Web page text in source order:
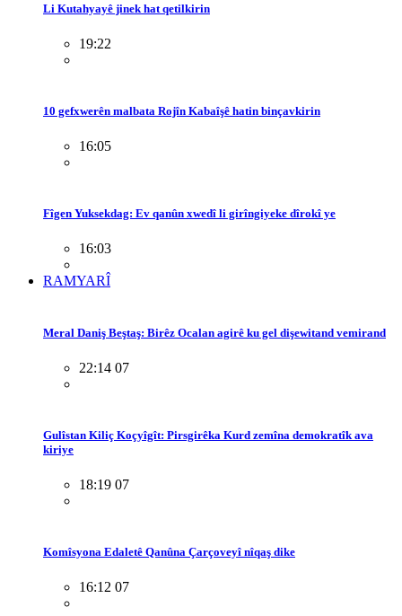
Li Kutahyayê jinek hat qetilkirin
19:22
10 gefxwerên malbata Rojîn Kabaîşê hatin binçavkirin
16:05
Fîgen Yuksekdag: Ev qanûn xwedî li girîngiyeke dîrokî ye
16:03
RAMYARÎ
Meral Daniş Beştaş: Birêz Ocalan agirê ku gel dişewitand vemirand
22:14 07
Gulîstan Kiliç Koçyîgît: Pirsgirêka Kurd zemîna demokratîk ava
kiriye
18:19 07
Komîsyona Edaletê Qanûna Çarçoveyî nîqaş dike
16:12 07